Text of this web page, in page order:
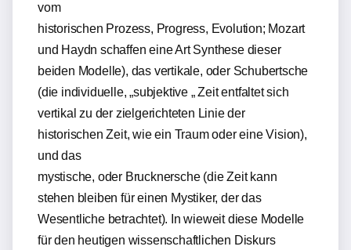
vom
historischen Prozess, Progress, Evolution; Mozart
und Haydn schaffen eine Art Synthese dieser
beiden Modelle), das vertikale, oder Schubertsche
(die individuelle, „subjektive „ Zeit entfaltet sich
vertikal zu der zielgerichteten Linie der
historischen Zeit, wie ein Traum oder eine Vision),
und das
mystische, oder Brucknersche (die Zeit kann
stehen bleiben für einen Mystiker, der das
Wesentliche betrachtet). In wieweit diese Modelle
für den heutigen wissenschaftlichen Diskurs